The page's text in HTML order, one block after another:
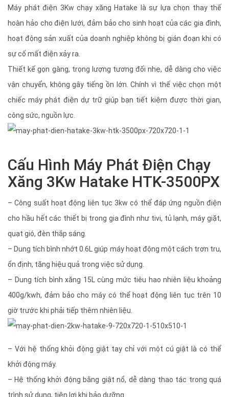
Máy phát điện 3Kw chạy xăng Hatake là sự lựa chọn thay thế
hoàn hảo cho điện lưới, đảm bảo cho sinh hoạt của các gia đình,
hoạt động sản xuất của doanh nghiệp không bị gián đoạn khi có
sự cố mất điện xảy ra.
Thiết kế gọn gàng, trọng lượng tương đối nhẹ, dễ dàng cho việc
vận chuyển, không gây tiếng ồn lớn. Chính vì thế việc chọn một
chiếc máy phát điện dự trữ giúp bạn tiết kiệm được thời gian,
công sức, nguồn lực.
Cấu Hình Máy Phát Điện Chạy
Xăng 3Kw Hatake HTK-3500PX
– Công suất hoạt động liên tục 3kw có thể đáp ứng nguồn điện
cho hầu hết các thiết bị trong gia đình như tivi, tủ lạnh, máy giặt,
quạt gió, đèn thắp sáng.
– Dung tích bình nhớt 0.6L giúp máy hoạt động một cách trơn tru,
ổn định, tăng hiệu quả trong việc sử dụng.
– Dung tích bình xăng 15L cùng mức tiêu hao nhiên liệu khoảng
400g/kwh, đảm bảo cho máy có thể hoạt động liên tục trên 10
giờ trước khi phải tiếp thêm nhiên liệu.
– Với hệ thống khỏi động giật tay chỉ với một cú giật là có thể
khởi động máy.
– Hệ thống khởi động bằng giật nổ, dễ dàng thao tác trong quá
trình sử dụng, tiện lợi khi bảo dưỡng.